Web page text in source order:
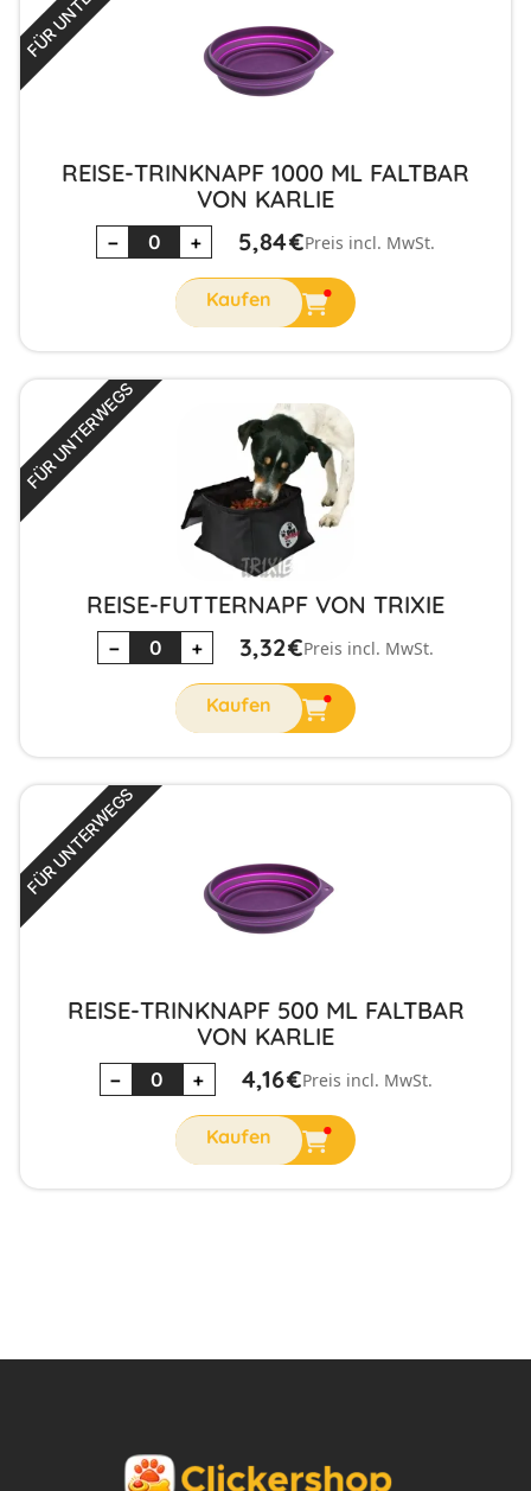
REISE-TRINKNAPF 1000 ML FALTBAR
VON KARLIE
− + 5,84€Preis incl. MwSt.
REISE-FUTTERNAPF VON TRIXIE
− + 3,32€Preis incl. MwSt.
FÜR UNTERWEGS
REISE-TRINKNAPF 500 ML FALTBAR
VON KARLIE
− + 4,16€Preis incl. MwSt.
FÜR UNTERWEGS